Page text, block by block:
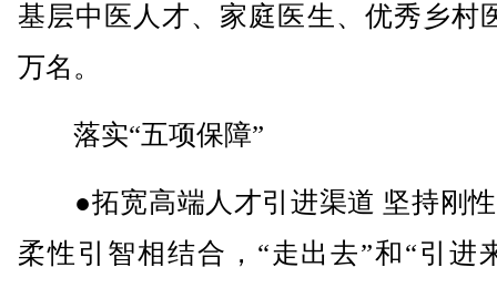
基层中医人才、家庭医生、优秀乡村
万名。
落实“五项保障”
●拓宽高端人才引进渠道 坚持刚性
柔性引智相结合，“走出去”和“引进